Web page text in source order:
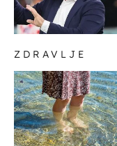
ZDRAVLJE